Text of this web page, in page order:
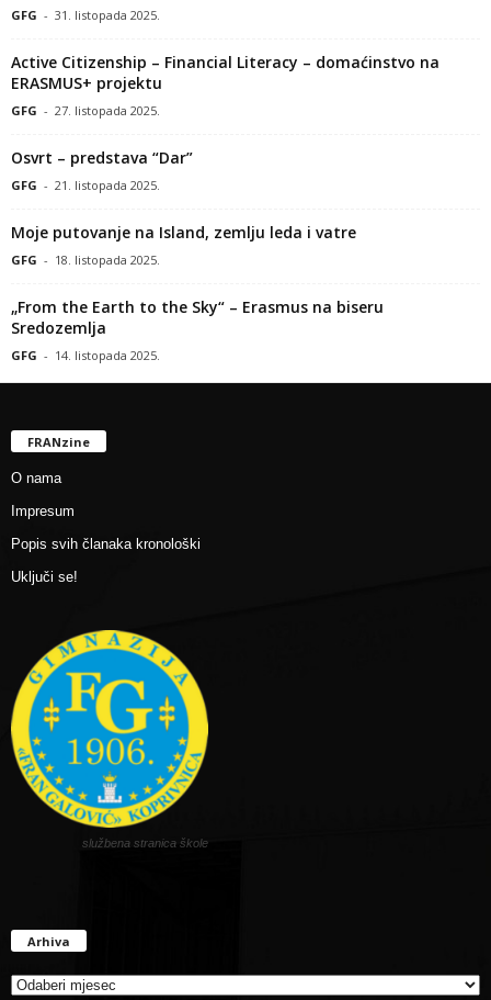
GFG - 31. listopada 2025.
Active Citizenship – Financial Literacy – domaćinstvo na
ERASMUS+ projektu
GFG - 27. listopada 2025.
Osvrt – predstava “Dar”
GFG - 21. listopada 2025.
Moje putovanje na Island, zemlju leda i vatre
GFG - 18. listopada 2025.
„From the Earth to the Sky“ – Erasmus na biseru
Sredozemlja
GFG - 14. listopada 2025.
FRANzine
O nama
Impresum
Popis svih članaka kronološki
Uključi se!
službena stranica škole
Arhiva